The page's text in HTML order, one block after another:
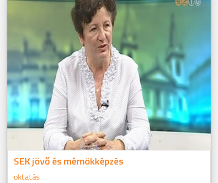
SEK jövő és mérnökképzés
oktatás